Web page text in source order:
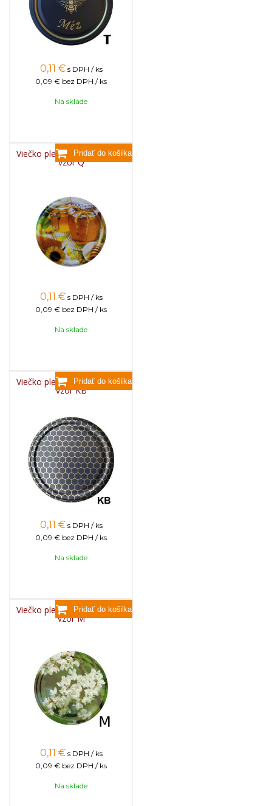
0,11 € s DPH / ks
0,09 € bez DPH / ks
Na sklade
Viečko plechové TWIST 82 -
vzor Q
0,11 € s DPH / ks
0,09 € bez DPH / ks
Na sklade
Viečko plechové TWIST 82 -
vzor KB
0,11 € s DPH / ks
0,09 € bez DPH / ks
Na sklade
Viečko plechové TWIST 82 -
vzor M
0,11 € s DPH / ks
0,09 € bez DPH / ks
Na sklade